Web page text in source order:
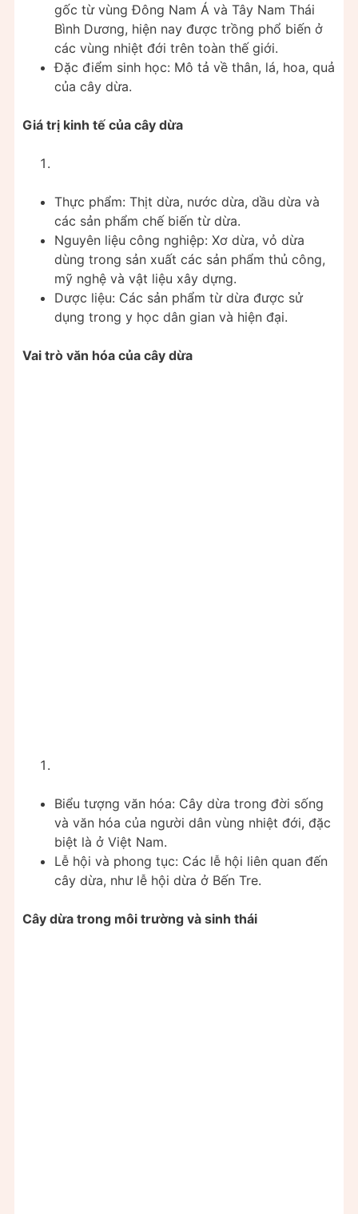
gốc từ vùng Đông Nam Á và Tây Nam Thái
Bình Dương, hiện nay được trồng phổ biến ở
các vùng nhiệt đới trên toàn thế giới.
Đặc điểm sinh học: Mô tả về thân, lá, hoa, quả
của cây dừa.
Giá trị kinh tế của cây dừa
Thực phẩm: Thịt dừa, nước dừa, dầu dừa và
các sản phẩm chế biến từ dừa.
Nguyên liệu công nghiệp: Xơ dừa, vỏ dừa
dùng trong sản xuất các sản phẩm thủ công,
mỹ nghệ và vật liệu xây dựng.
Dược liệu: Các sản phẩm từ dừa được sử
dụng trong y học dân gian và hiện đại.
Vai trò văn hóa của cây dừa
Biểu tượng văn hóa: Cây dừa trong đời sống
và văn hóa của người dân vùng nhiệt đới, đặc
biệt là ở Việt Nam.
Lễ hội và phong tục: Các lễ hội liên quan đến
cây dừa, như lễ hội dừa ở Bến Tre.
Cây dừa trong môi trường và sinh thái